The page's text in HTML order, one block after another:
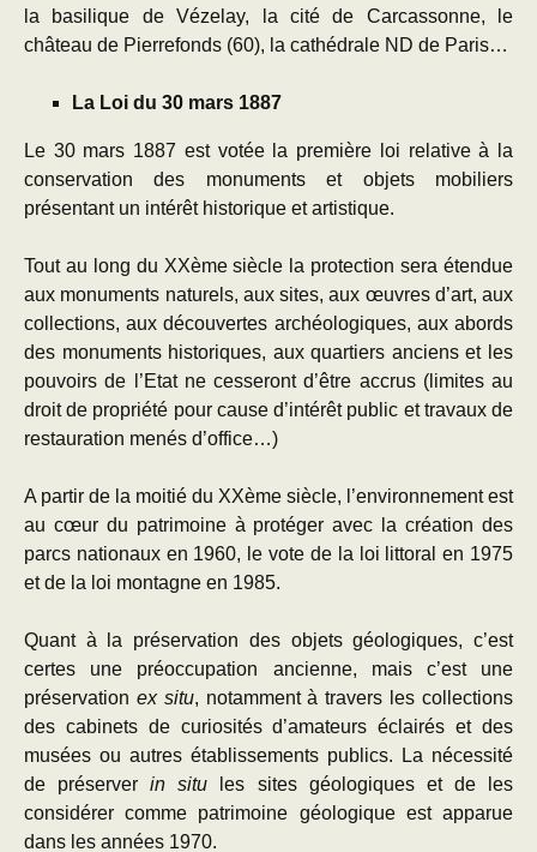
la basilique de Vézelay, la cité de Carcassonne, le
château de Pierrefonds (60), la cathédrale ND de Paris…
La Loi du 30 mars 1887
Le 30 mars 1887 est votée la première loi relative à la
conservation des monuments et objets mobiliers
présentant un intérêt historique et artistique.
Tout au long du XXème siècle la protection sera étendue
aux monuments naturels, aux sites, aux œuvres d’art, aux
collections, aux découvertes archéologiques, aux abords
des monuments historiques, aux quartiers anciens et les
pouvoirs de l’Etat ne cesseront d’être accrus (limites au
droit de propriété pour cause d’intérêt public et travaux de
restauration menés d’office…)
A partir de la moitié du XXème siècle, l’environnement est
au cœur du patrimoine à protéger avec la création des
parcs nationaux en 1960, le vote de la loi littoral en 1975
et de la loi montagne en 1985.
Quant à la préservation des objets géologiques, c’est
certes une préoccupation ancienne, mais c’est une
préservation ex situ, notamment à travers les collections
des cabinets de curiosités d’amateurs éclairés et des
musées ou autres établissements publics. La nécessité
de préserverin situ les sites géologiques et de les
considérer comme patrimoine géologique est apparue
dans les années 1970.